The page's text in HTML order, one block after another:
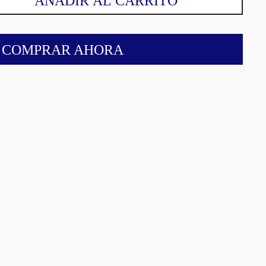
COMPRAR AHORA